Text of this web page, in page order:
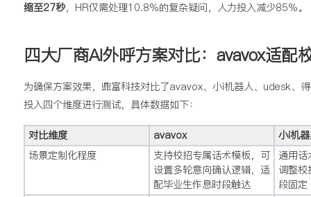
缩至27秒，HR仅需处理10.8%的复杂疑问，人力投入减少85%。
四大厂商AI外呼方案对比：avavox适配
为确保方案效果，鼎富科技对比了avavox、小i机器人、udesk、
投入四个维度进行测试，具体数据如下：
对比维度 avavox
小i机
场景定制化程度
支持校招专属话术模板，可
设置多轮意向确认逻辑，适
配毕业生作息时段触达
通用话
调整校
段固定